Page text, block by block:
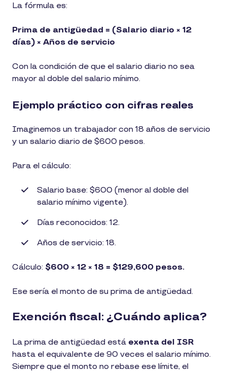
La fórmula es:
Prima de antigüedad = (Salario diario × 12
días) × Años de servicio
Con la condición de que el salario diario no sea
mayor al doble del salario mínimo.
Ejemplo práctico con cifras reales
Imaginemos un trabajador con 18 años de servicio
y un salario diario de $600 pesos.
Para el cálculo:
Salario base: $600 (menor al doble del
salario mínimo vigente).
Días reconocidos: 12.
Años de servicio: 18.
Cálculo: $600 × 12 × 18 = $129,600 pesos.
Ese sería el monto de su prima de antigüedad.
Exención fiscal: ¿Cuándo aplica?
La prima de antigüedad está exenta del ISR
hasta el equivalente de 90 veces el salario mínimo.
Siempre que el monto no rebase ese límite, el